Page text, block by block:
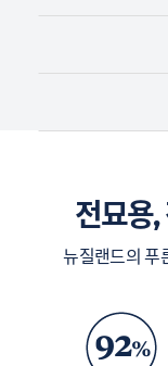
전묘용,
뉴질랜드의 푸